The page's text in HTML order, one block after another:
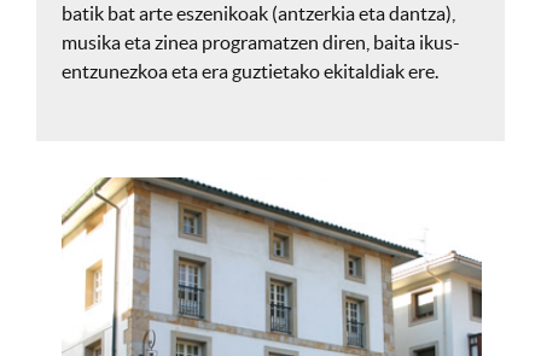
batik bat arte eszenikoak (antzerkia eta dantza),
musika eta zinea programatzen diren, baita ikus-
entzunezkoa eta era guztietako ekitaldiak ere.